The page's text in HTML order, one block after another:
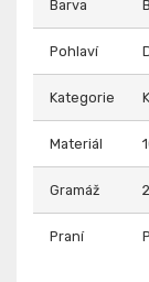
Barva
Pohlaví
Kategorie
Materiál
Gramáž
Praní